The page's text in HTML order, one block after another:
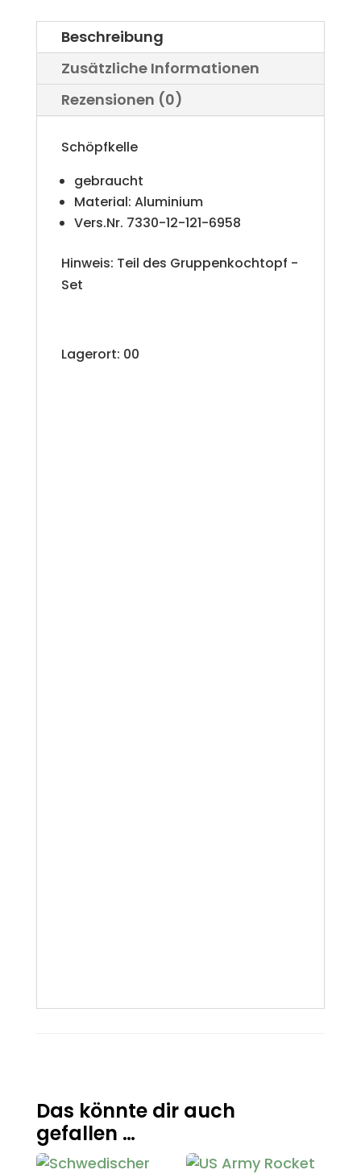
Beschreibung
Zusätzliche Informationen
Rezensionen (0)
Schöpfkelle
gebraucht
Material: Aluminium
Vers.Nr. 7330-12-121-6958
Hinweis: Teil des Gruppenkochtopf -
Set
Lagerort: 00
Das könnte dir auch
gefallen …